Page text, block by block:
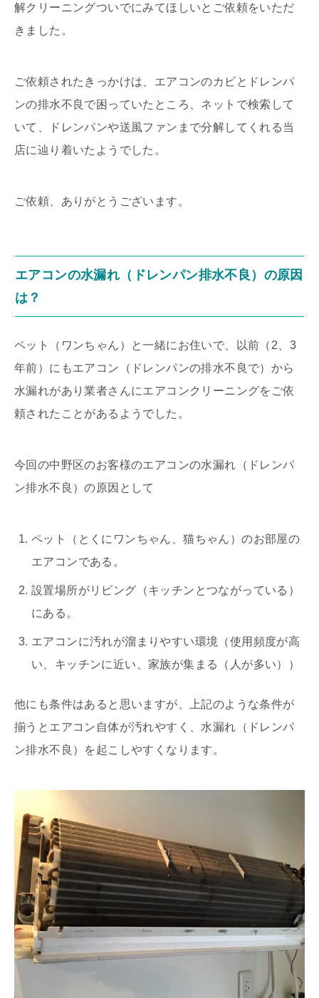
解クリーニングついでにみてほしいとご依頼をいただ
きました。
ご依頼されたきっかけは、エアコンのカビとドレンパ
ンの排水不良で困っていたところ、ネットで検索して
いて、ドレンパンや送風ファンまで分解してくれる当
店に辿り着いたようでした。
ご依頼、ありがとうございます。
エアコンの水漏れ（ドレンパン排水不良）の原因
は？
ペット（ワンちゃん）と一緒にお住いで、以前（2、3
年前）にもエアコン（ドレンパンの排水不良で）から
水漏れがあり業者さんにエアコンクリーニングをご依
頼されたことがあるようでした。
今回の中野区のお客様のエアコンの水漏れ（ドレンパ
ン排水不良）の原因として
ペット（とくにワンちゃん、猫ちゃん）のお部屋の
エアコンである。
設置場所がリビング（キッチンとつながっている）
にある。
エアコンに汚れが溜まりやすい環境（使用頻度が高
い、キッチンに近い、家族が集まる（人が多い））
他にも条件はあると思いますが、上記のような条件が
揃うとエアコン自体が汚れやすく、水漏れ（ドレンパ
ン排水不良）を起こしやすくなります。